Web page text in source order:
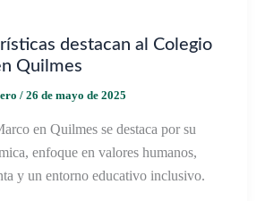
destacan al Colegio
Quilmes
/ 26 de mayo de 2025
en Quilmes se destaca por su
enfoque en valores humanos,
y un entorno educativo inclusivo.